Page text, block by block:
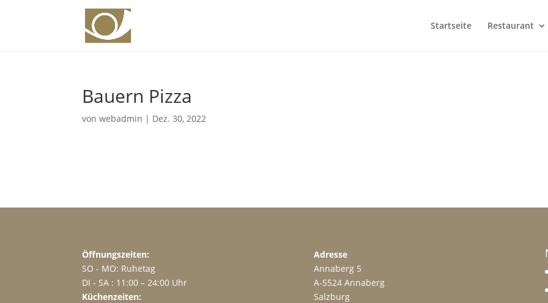
Startseite Restaurant
Bauern Pizza
vonwebadmin | Dez. 30, 2022
Öffnungszeiten:
SO - MO: Ruhetag
DI - SA : 11:00 – 24:00 Uhr
Küchenzeiten:
Adresse
Annaberg 5
A-5524 Annaberg
Salzburg